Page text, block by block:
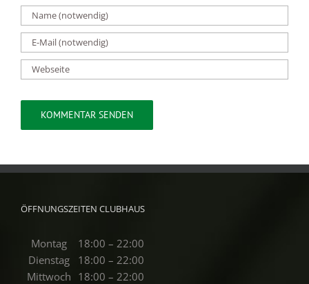
ÖFFNUNGSZEITEN CLUBHAUS
Montag
18:00 – 22:00
Dienstag
18:00 – 22:00
Mittwoch 18:00 – 22:00